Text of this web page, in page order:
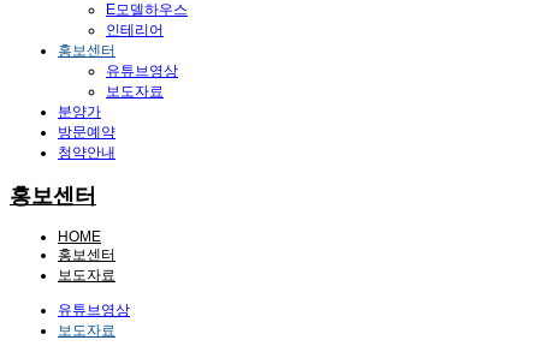
E모델하우스
인테리어
홍보센터
유튜브영상
보도자료
분양가
방문예약
청약안내
홍보센터
HOME
홍보센터
보도자료
유튜브영상
보도자료